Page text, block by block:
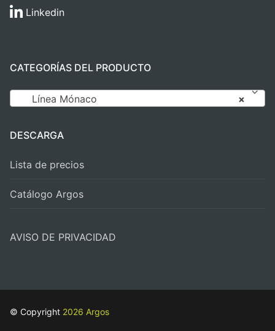
Linkedin
CATEGORÍAS DEL PRODUCTO
×
Línea Mónaco
DESCARGA
Lista de precios
Catálogo Argos
AVISO DE PRIVACIDAD
© Copyright 2026 Argos